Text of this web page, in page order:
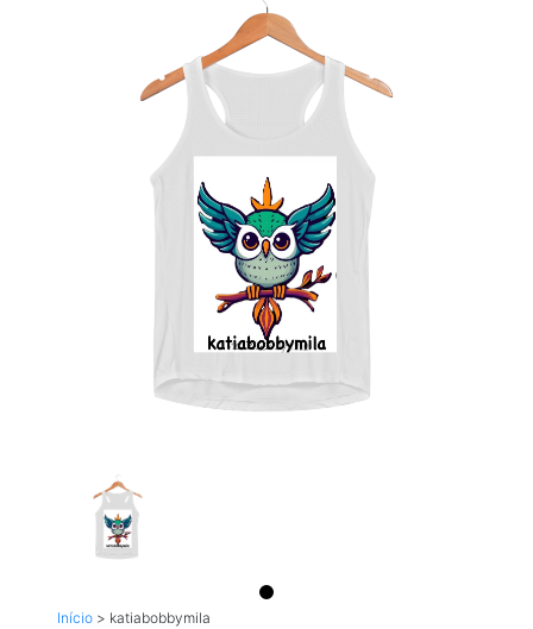
Início > katiabobbymila